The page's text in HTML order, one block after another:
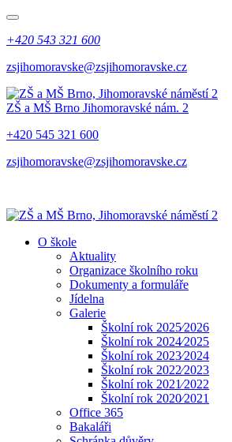
+420 543 321 600
zsjihomoravske@zsjihomoravske.cz
ZŠ a MŠ Brno Jihomoravské nám. 2
+420 545 321 600
zsjihomoravske@zsjihomoravske.cz
O škole
Aktuality
Organizace školního roku
Dokumenty a formuláře
Jídelna
Galerie
Školní rok 2025⁄2026
Školní rok 2024⁄2025
Školní rok 2023⁄2024
Školní rok 2022⁄2023
Školní rok 2021⁄2022
Školní rok 2020⁄2021
Office 365
Bakaláři